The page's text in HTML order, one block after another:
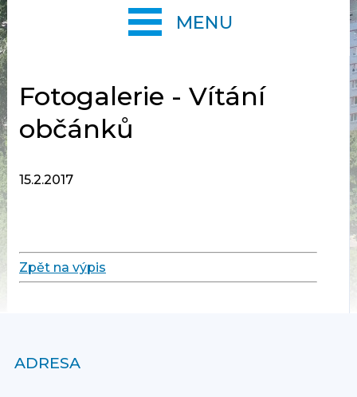
Fotogalerie - Vítání
občánků
15.2.2017
Zpět na výpis
MENU
ADRESA